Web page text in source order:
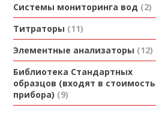
Системы мониторинга вод
2
Титраторы
11
Элементные анализаторы
12
Библиотека Стандартных
образцов (входят в стоимость
прибора)
9